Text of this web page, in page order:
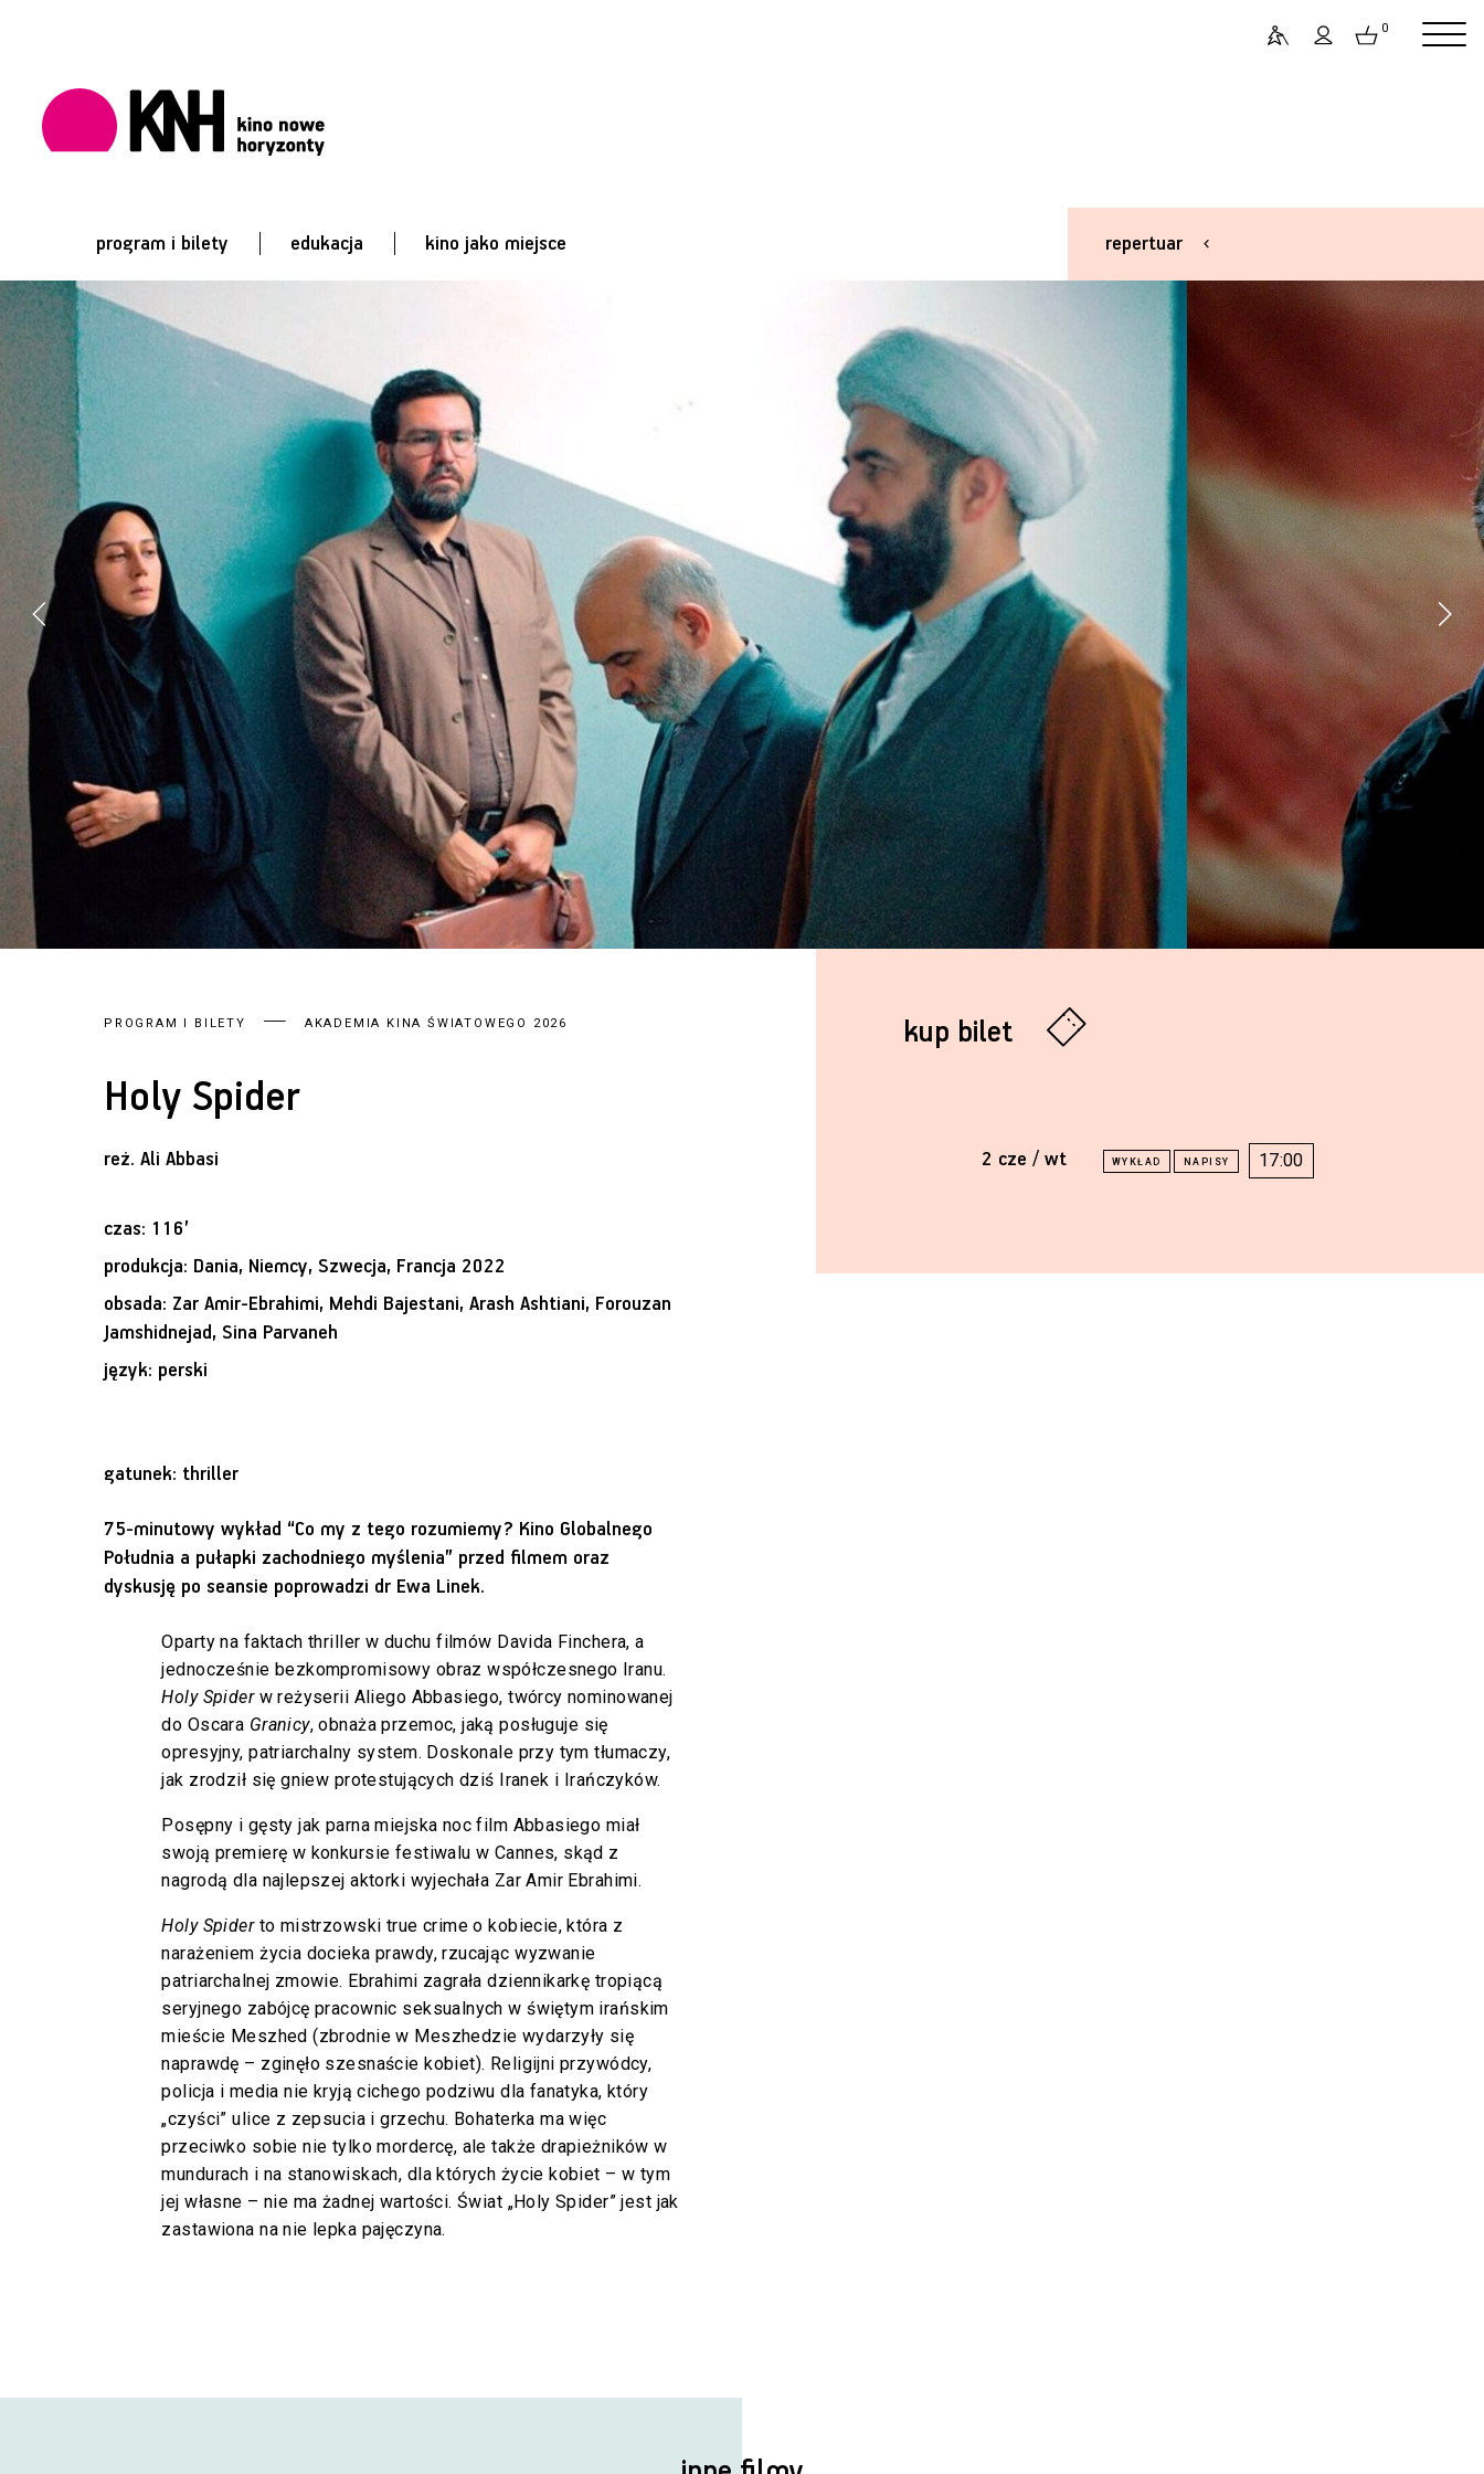
0
program i bilety edukacja kino jako miejsce repertuar
kup bilet
2 cze / wt 17:00
PROGRAM I BILETY AKADEMIA KINA ŚWIATOWEGO 2026
Holy Spider
reż.Ali Abbasi
czas: 116’
produkcja: Dania, Niemcy, Szwecja, Francja 2022
obsada: Zar Amir-Ebrahimi, Mehdi Bajestani, Arash Ashtiani, Forouzan
Jamshidnejad, Sina Parvaneh
język: perski
gatunek: thriller
75-minutowy wykład “Co my z tego rozumiemy? Kino Globalnego
Południa a pułapki zachodniego myślenia” przed filmem oraz
dyskusję po seansie poprowadzi dr Ewa Linek.
Oparty na faktach thriller w duchu filmów Davida Finchera, a
jednocześnie bezkompromisowy obraz współczesnego Iranu.
Holy Spiderw reżyserii Aliego Abbasiego, twórcy nominowanej
do Oscara Granicy, obnaża przemoc, jaką posługuje się
opresyjny, patriarchalny system. Doskonale przy tym tłumaczy,
jak zrodził się gniew protestujących dziś Iranek i Irańczyków.
Posępny i gęsty jak parna miejska noc film Abbasiego miał
swoją premierę w konkursie festiwalu w Cannes, skąd z
nagrodą dla najlepszej aktorki wyjechała Zar Amir Ebrahimi.
Holy Spiderto mistrzowski true crime o kobiecie, która z
narażeniem życia docieka prawdy, rzucając wyzwanie
patriarchalnej zmowie. Ebrahimi zagrała dziennikarkę tropiącą
seryjnego zabójcę pracownic seksualnych w świętym irańskim
mieście Meszhed (zbrodnie w Meszhedzie wydarzyły się
naprawdę – zginęło szesnaście kobiet). Religijni przywódcy,
policja i media nie kryją cichego podziwu dla fanatyka, który
„czyści” ulice z zepsucia i grzechu. Bohaterka ma więc
przeciwko sobie nie tylko mordercę, ale także drapieżników w
mundurach i na stanowiskach, dla których życie kobiet – w tym
jej własne – nie ma żadnej wartości. Świat „Holy Spider” jest jak
zastawiona na nie lepka pajęczyna.